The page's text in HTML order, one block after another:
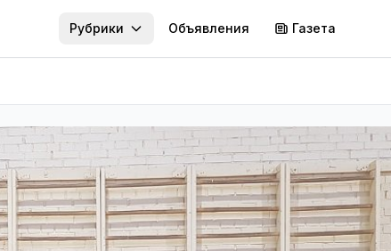
Рубрики Объявления Газета